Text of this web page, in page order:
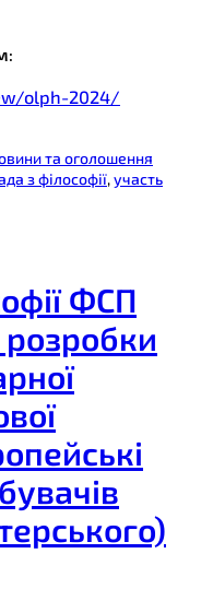
:
olph-2024/
та оголошення
з філософії, участь
ФСП